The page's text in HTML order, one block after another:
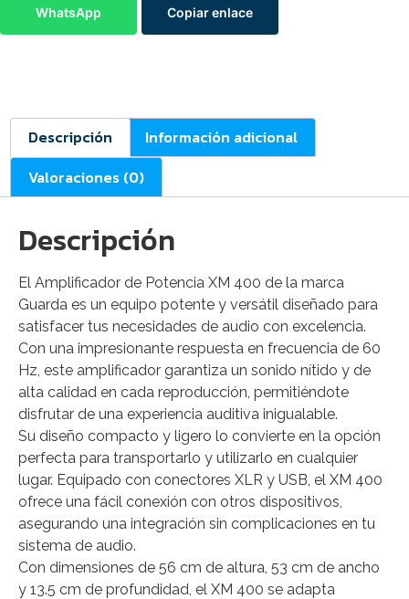
WhatsApp Copiar enlace
Descripción
Información adicional
Valoraciones (0)
Descripción
El Amplificador de Potencia XM 400 de la marca
Guarda es un equipo potente y versátil diseñado para
satisfacer tus necesidades de audio con excelencia.
Con una impresionante respuesta en frecuencia de 60
Hz, este amplificador garantiza un sonido nítido y de
alta calidad en cada reproducción, permitiéndote
disfrutar de una experiencia auditiva inigualable.
Su diseño compacto y ligero lo convierte en la opción
perfecta para transportarlo y utilizarlo en cualquier
lugar. Equipado con conectores XLR y USB, el XM 400
ofrece una fácil conexión con otros dispositivos,
asegurando una integración sin complicaciones en tu
sistema de audio.
Con dimensiones de 56 cm de altura, 53 cm de ancho
y 13.5 cm de profundidad, el XM 400 se adapta